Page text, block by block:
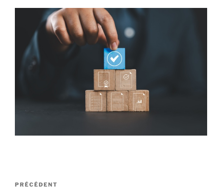
Navigation
Article
PRÉCÉDENT